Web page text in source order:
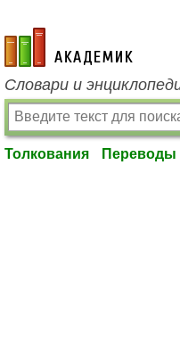
academic.ru
Словари и
Толкования Переводы